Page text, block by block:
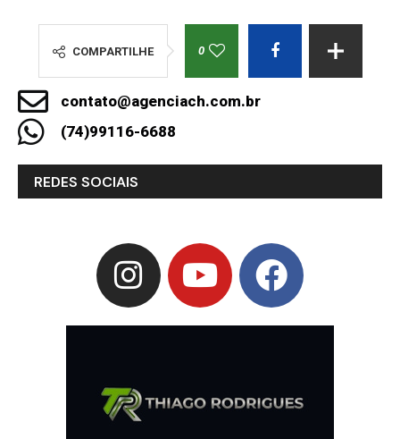
COMPARTILHE 0
contato@agenciach.com.br
(74)99116-6688
REDES SOCIAIS